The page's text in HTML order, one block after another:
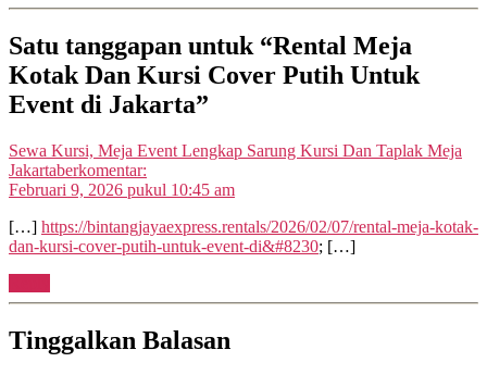
Satu tanggapan untuk “Rental Meja
Kotak Dan Kursi Cover Putih Untuk
Event di Jakarta”
Sewa Kursi, Meja Event Lengkap Sarung Kursi Dan Taplak Meja
Jakartaberkomentar:
Februari 9, 2026 pukul 10:45 am
[…] https://bintangjayaexpress.rentals/2026/02/07/rental-meja-kotak-
dan-kursi-cover-putih-untuk-event-di&#8230; […]
Tinggalkan Balasan